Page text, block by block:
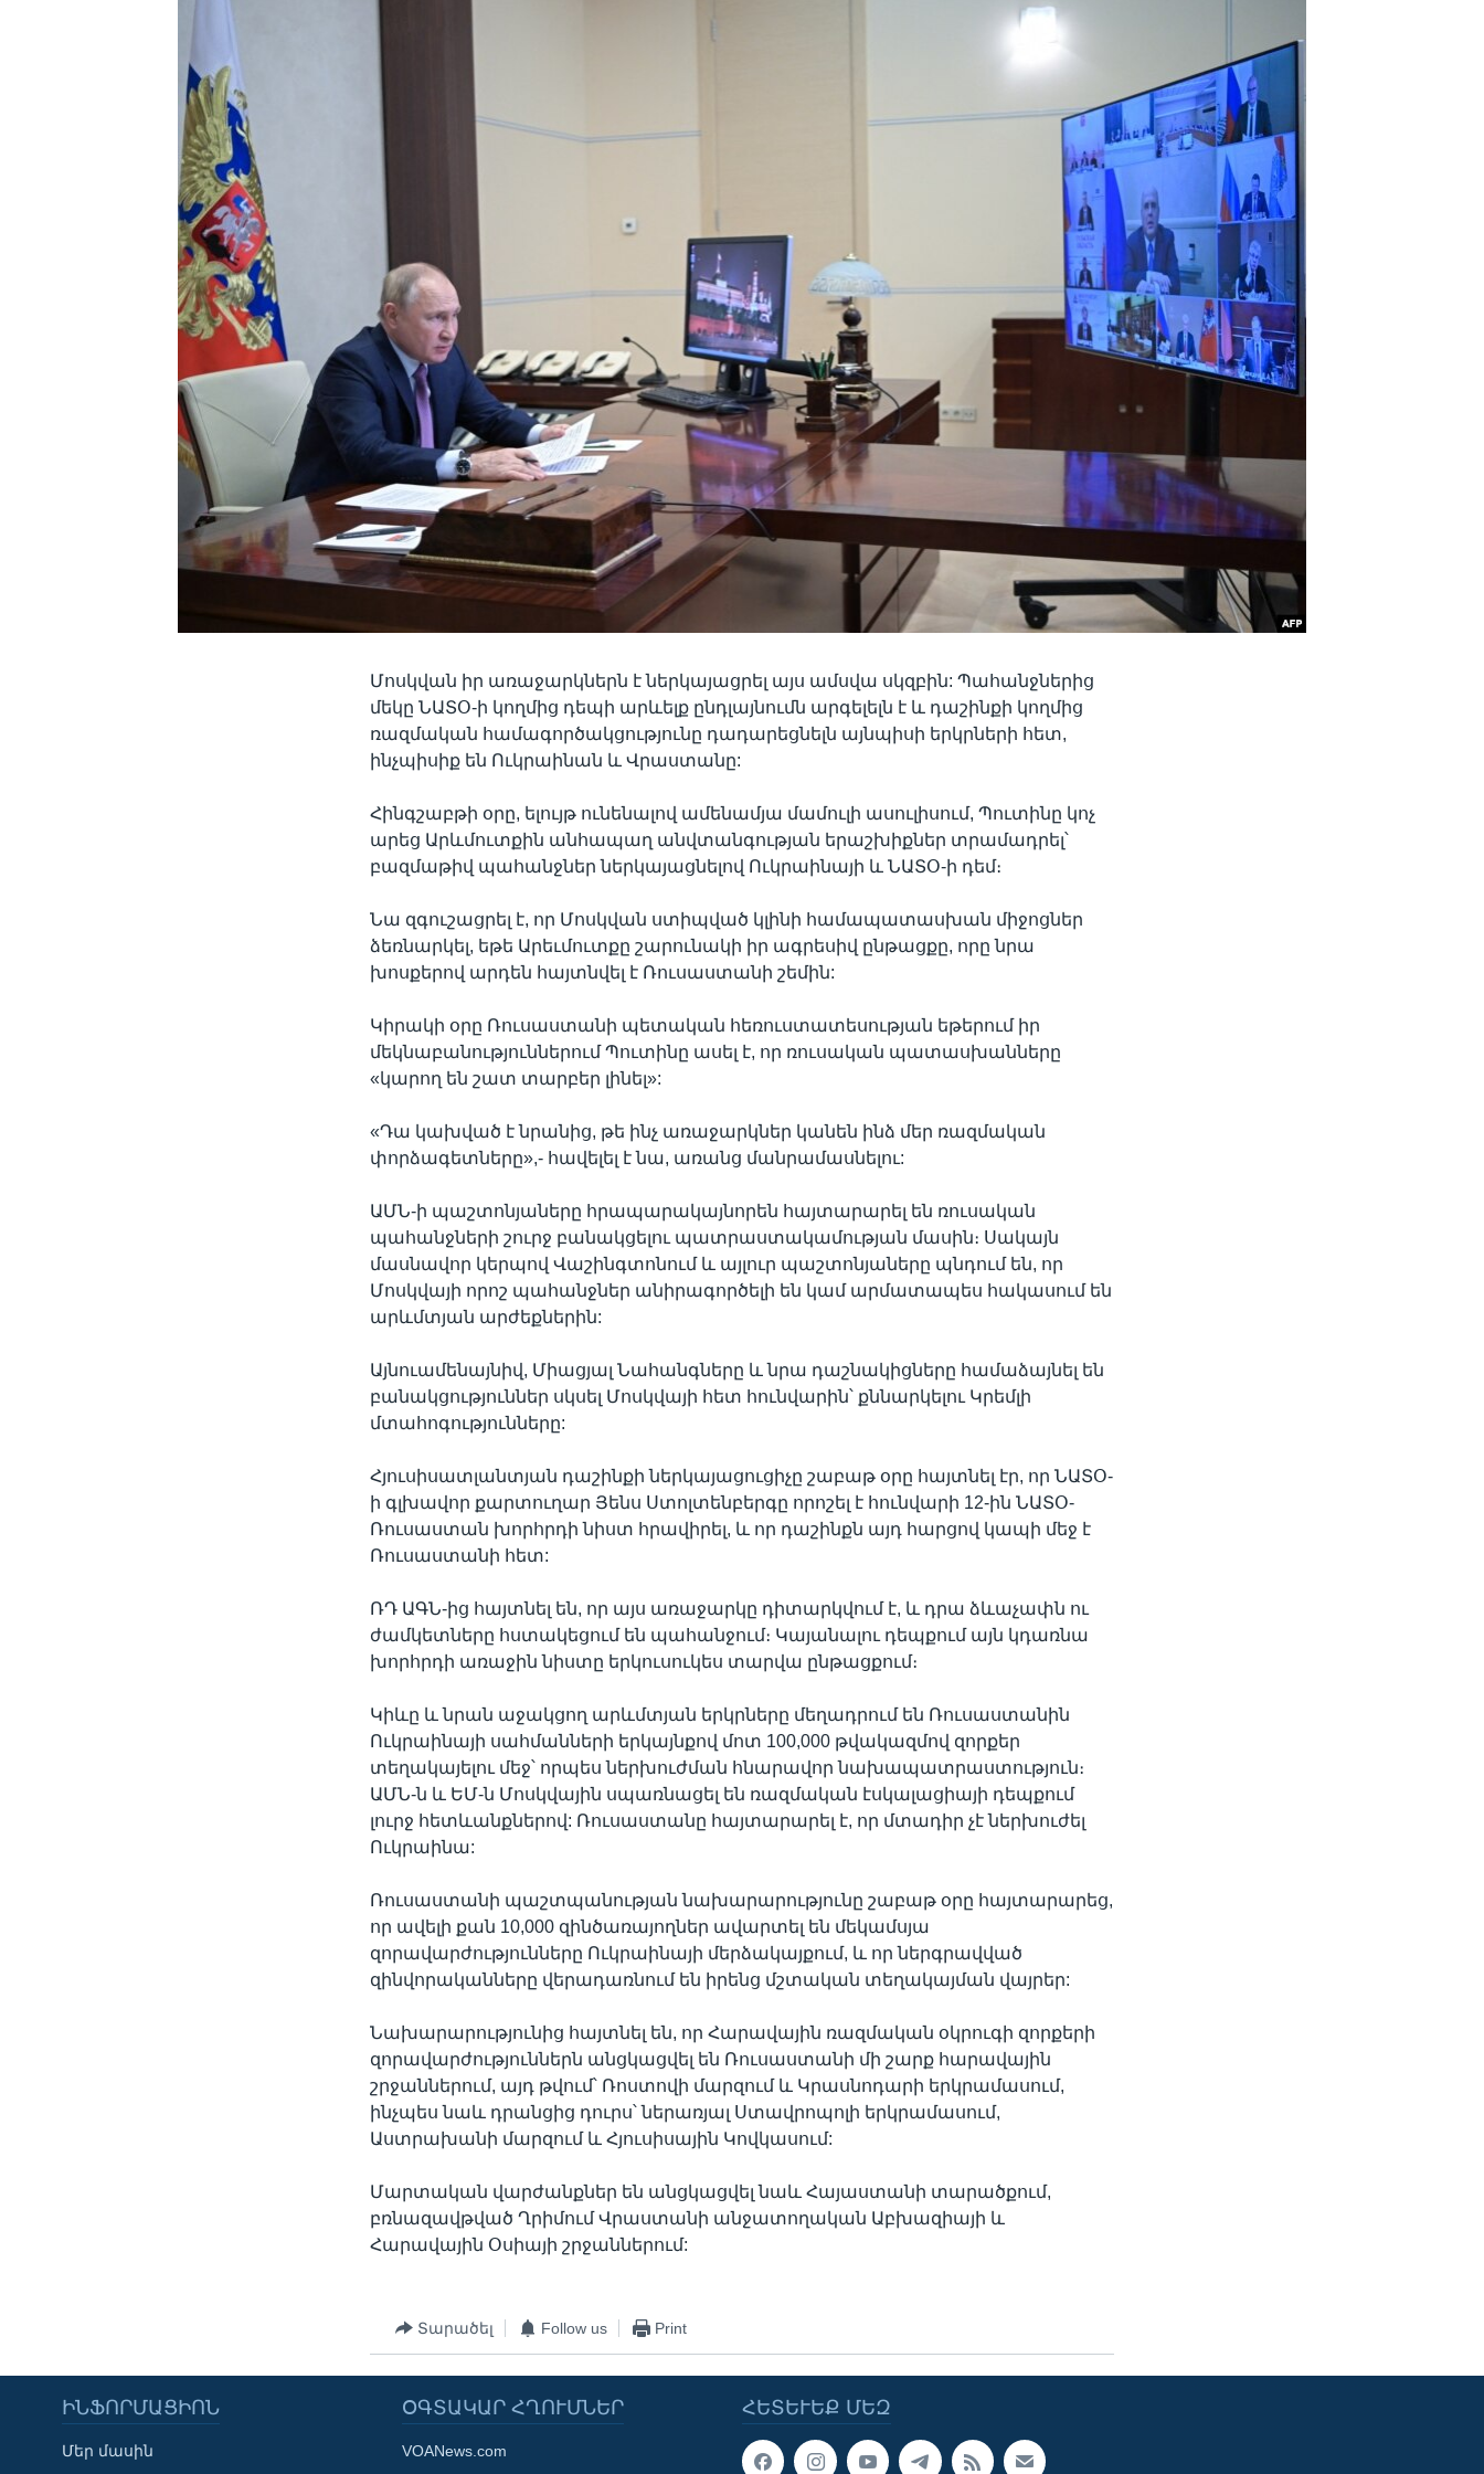
Մոսկվան իր առաջարկներն է ներկայացրել այս ամսվա սկզբին: Պահանջներից
մեկը ՆԱՏՕ-ի կողմից դեպի արևելք ընդլայնումն արգելելն է և դաշինքի կողմից
ռազմական համագործակցությունը դադարեցնելն այնպիսի երկրների հետ,
ինչպիսիք են Ուկրաինան և Վրաստանը:
Հինգշաբթի օրը, ելույթ ունենալով ամենամյա մամուլի ասուլիսում, Պուտինը կոչ
արեց Արևմուտքին անհապաղ անվտանգության երաշխիքներ տրամադրել՝
բազմաթիվ պահանջներ ներկայացնելով Ուկրաինայի և ՆԱՏՕ-ի դեմ։
Նա զգուշացրել է, որ Մոսկվան ստիպված կլինի համապատասխան միջոցներ
ձեռնարկել, եթե Արեւմուտքը շարունակի իր ագրեսիվ ընթացքը, որը նրա
խոսքերով արդեն հայտնվել է Ռուսաստանի շեմին:
Կիրակի օրը Ռուսաստանի պետական հեռուստատեսության եթերում իր
մեկնաբանություններում Պուտինը ասել է, որ ռուսական պատասխանները
«կարող են շատ տարբեր լինել»:
«Դա կախված է նրանից, թե ինչ առաջարկներ կանեն ինձ մեր ռազմական
փորձագետները»,- հավելել է նա, առանց մանրամասնելու:
ԱՄՆ-ի պաշտոնյաները հրապարակայնորեն հայտարարել են ռուսական
պահանջների շուրջ բանակցելու պատրաստակամության մասին։ Սակայն
մասնավոր կերպով Վաշինգտոնում և այլուր պաշտոնյաները պնդում են, որ
Մոսկվայի որոշ պահանջներ անիրագործելի են կամ արմատապես հակասում են
արևմտյան արժեքներին:
Այնուամենայնիվ, Միացյալ Նահանգները և նրա դաշնակիցները համաձայնել են
բանակցություններ սկսել Մոսկվայի հետ հունվարին՝ քննարկելու Կրեմլի
մտահոգությունները:
Հյուսիսատլանտյան դաշինքի ներկայացուցիչը շաբաթ օրը հայտնել էր, որ ՆԱՏՕ-
ի գլխավոր քարտուղար Յենս Ստոլտենբերգը որոշել է հունվարի 12-ին ՆԱՏՕ-
Ռուսաստան խորհրդի նիստ հրավիրել, և որ դաշինքն այդ հարցով կապի մեջ է
Ռուսաստանի հետ:
ՌԴ ԱԳՆ-ից հայտնել են, որ այս առաջարկը դիտարկվում է, և դրա ձևաչափն ու
ժամկետները հստակեցում են պահանջում։ Կայանալու դեպքում այն կդառնա
խորհրդի առաջին նիստը երկուսուկես տարվա ընթացքում։
Կիևը և նրան աջակցող արևմտյան երկրները մեղադրում են Ռուսաստանին
Ուկրաինայի սահմանների երկայնքով մոտ 100,000 թվակազմով զորքեր
տեղակայելու մեջ՝ որպես ներխուժման հնարավոր նախապատրաստություն։
ԱՄՆ-ն և ԵՄ-ն Մոսկվային սպառնացել են ռազմական էսկալացիայի դեպքում
լուրջ հետևանքներով: Ռուսաստանը հայտարարել է, որ մտադիր չէ ներխուժել
Ուկրաինա:
Ռուսաստանի պաշտպանության նախարարությունը շաբաթ օրը հայտարարեց,
որ ավելի քան 10,000 զինծառայողներ ավարտել են մեկամսյա
զորավարժությունները Ուկրաինայի մերձակայքում, և որ ներգրավված
զինվորականները վերադառնում են իրենց մշտական տեղակայման վայրեր:
Նախարարությունից հայտնել են, որ Հարավային ռազմական օկրուգի զորքերի
զորավարժություններն անցկացվել են Ռուսաստանի մի շարք հարավային
շրջաններում, այդ թվում՝ Ռոստովի մարզում և Կրասնոդարի երկրամասում,
ինչպես նաև դրանցից դուրս՝ ներառյալ Ստավրոպոլի երկրամասում,
Աստրախանի մարզում և Հյուսիսային Կովկասում:
Մարտական վարժանքներ են անցկացվել նաև Հայաստանի տարածքում,
բռնազավթված Ղրիմում Վրաստանի անջատողական Աբխազիայի և
Հարավային Օսիայի շրջաններում:
Տարածել Follow us Print
ՀԵՏԵՒԵՔ ՄԵԶ
ԻՆՖՈՐՄԱՑԻՈՆ
Մեր մասին
ՕԳՏԱԿԱՐ ՀՂՈՒՄՆԵՐ
VOANews.com